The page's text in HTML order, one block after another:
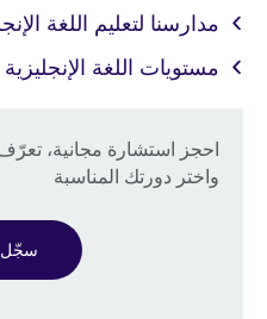
مدارسنا لتعليم اللغة
مستويات اللغة الإنجليزية
احجز استشارة مجانية،
واختر دورتك المناسبة
سجّل